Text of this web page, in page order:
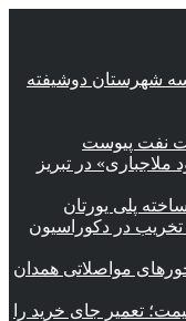
و پرورش دیّر: ۲۰ مدرسه شهرستان دوشیفته
نفت پیوست
در تبریز
پلی یورتان
در دکوراسیون
تردد در محورهای مواصلاتی همدان
تعمیر جای خرید را